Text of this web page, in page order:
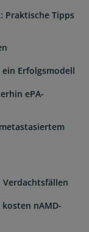
Praktische Tipps
Erfolgsmodell
ePA-
Verdachtsfällen
nAMD-